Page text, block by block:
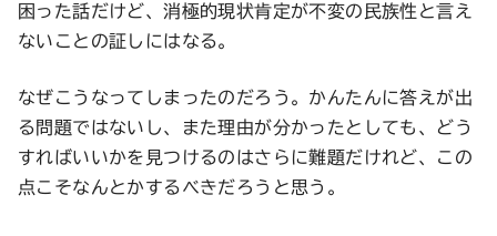
困った話だけど、消極的現状肯定が不変の民族性と言え
ないことの証しにはなる。
なぜこうなってしまったのだろう。かんたんに答えが出
る問題ではないし、また理由が分かったとしても、どう
すればいいかを見つけるのはさらに難題だけれど、この
点こそなんとかするべきだろうと思う。